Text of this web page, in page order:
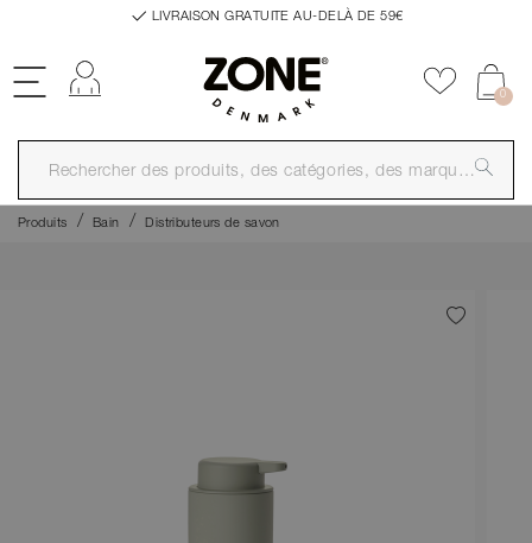
LIVRAISON GRATUITE AU-DELÀ DE 59€
Se connecter Ajouter
0
Produits Bain Distributeurs de savon